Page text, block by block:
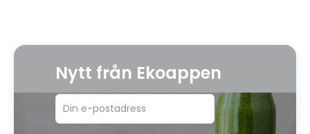
Nytt från Ekoappen